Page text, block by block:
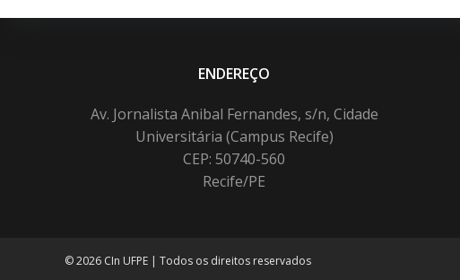
ENDEREÇO
Av. Jornalista Anibal Fernandes, s/n, Cidade
Universitária (Campus Recife)
CEP: 50740-560
Recife/PE
© 2026 CIn UFPE | Todos os direitos reservados